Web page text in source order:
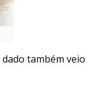
também veio